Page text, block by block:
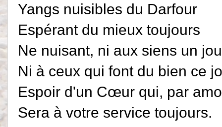
Yangs nuisibles du Darfour
Espérant du mieux toujours
Ne nuisant, ni aux siens un
Ni à ceux qui font du bien ce
Espoir d'un Cœur qui, par
Sera à votre service toujours.